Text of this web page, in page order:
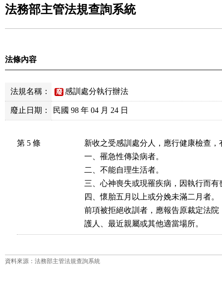
法務部主管法規查詢系統
法條內容
法規名稱： 廢 感訓處分執行辦法
廢止日期： 民國 98 年 04 月 24 日
第 5 條
新收之受感訓處分人，應行健康檢查
一、罹急性傳染病者。
二、不能自理生活者。
三、心神喪失或現罹疾病，因執行而有
四、懷胎五月以上或分娩未滿二月者。
前項被拒絕收訓者，應報告原裁定法
資料來源：法務部主管法規查詢系統